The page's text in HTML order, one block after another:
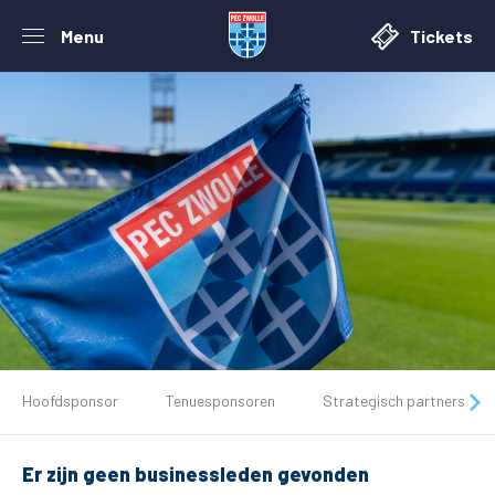
Menu Tickets
Tickets
Matchdays
Hoofdsponsor Tenuesponsoren Strategisch partners
Er zijn geen businessleden gevonden